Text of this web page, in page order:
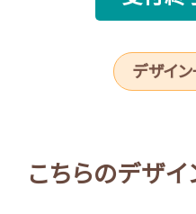
デザイ
こちらのデザ